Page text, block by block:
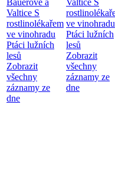
Bauerové a
Valtice S
rostlinolékařem
ve vinohradu
Ptáci lužních
lesů
Zobrazit
všechny
záznamy ze
dne
Valtice S
ve vinohradu
Ptáci lužních
lesů
Zobrazit
všechny
záznamy ze
dne